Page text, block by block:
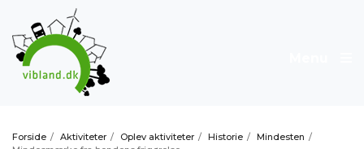
Forside / Aktiviteter / Oplev aktiviteter / Historie / Mindesten /